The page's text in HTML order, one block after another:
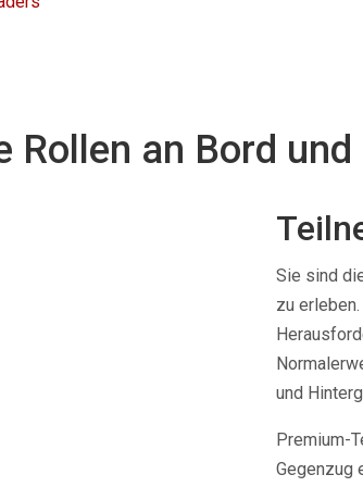
Rollen an Bord
Sie sind
zu
und
Premium-
Gegenzug